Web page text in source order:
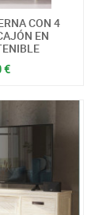
CON 4
EN
€